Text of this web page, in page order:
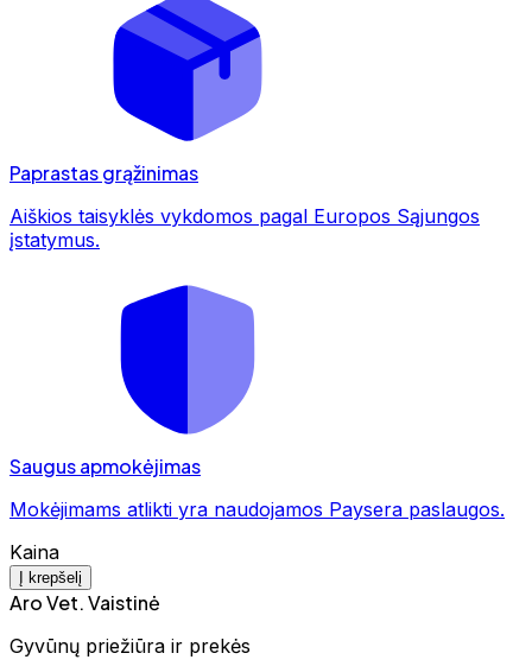
Paprastas grąžinimas
Aiškios taisyklės vykdomos pagal Europos Sąjungos
įstatymus.
Saugus apmokėjimas
Mokėjimams atlikti yra naudojamos Paysera paslaugos.
Kaina
Į krepšelį
Aro Vet. Vaistinė
Gyvūnų priežiūra ir prekės